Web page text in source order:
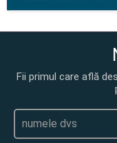
Fii primul care află